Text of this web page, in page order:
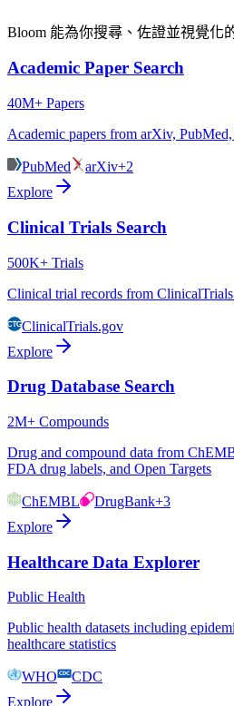
Bloom 能為你搜尋、佐證並視覺化
Academic Paper Search
40M+ Papers
Academic papers from arXiv,
PubMed arXiv+2
Explore
Clinical Trials Search
500K+ Trials
Clinical trial records from
ClinicalTrials.gov
Explore
Drug Database Search
2M+ Compounds
Drug and compound data from
FDA drug labels, and Open Targets
ChEMBL DrugBank+3
Explore
Healthcare Data Explorer
Public Health
Public health datasets including
healthcare statistics
WHO
CDC
Explore